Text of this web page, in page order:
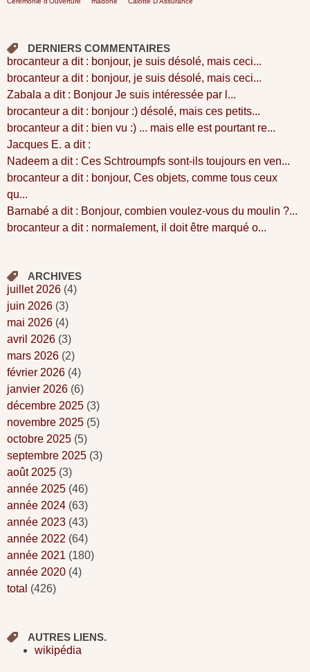
DERNIERS COMMENTAIRES
brocanteur a dit : bonjour, je suis désolé, mais ceci...
brocanteur a dit : bonjour, je suis désolé, mais ceci...
Zabala a dit : Bonjour Je suis intéressée par l...
brocanteur a dit : bonjour :) désolé, mais ces petits...
brocanteur a dit : bien vu :) ... mais elle est pourtant re...
Jacques E. a dit :
Nadeem a dit : Ces Schtroumpfs sont-ils toujours en ven...
brocanteur a dit : bonjour, Ces objets, comme tous ceux
qu...
Barnabé a dit : Bonjour, combien voulez-vous du moulin ?...
brocanteur a dit : normalement, il doit être marqué o...
ARCHIVES
juillet 2026 (4)
juin 2026 (3)
mai 2026 (4)
avril 2026 (3)
mars 2026 (2)
février 2026 (4)
janvier 2026 (6)
décembre 2025 (3)
novembre 2025 (5)
octobre 2025 (5)
septembre 2025 (3)
août 2025 (3)
année 2025 (46)
année 2024 (63)
année 2023 (43)
année 2022 (64)
année 2021 (180)
année 2020 (4)
total (426)
AUTRES LIENS.
wikipédia